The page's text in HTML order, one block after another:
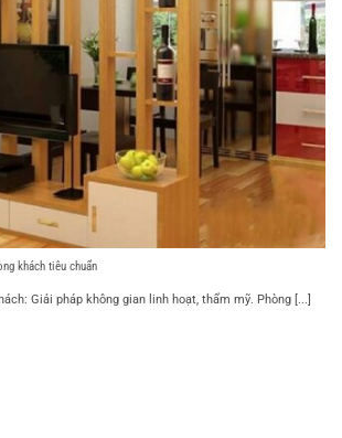
khách tiêu chuẩn
Giải pháp không gian linh hoạt, thẩm mỹ. Phòng [...]